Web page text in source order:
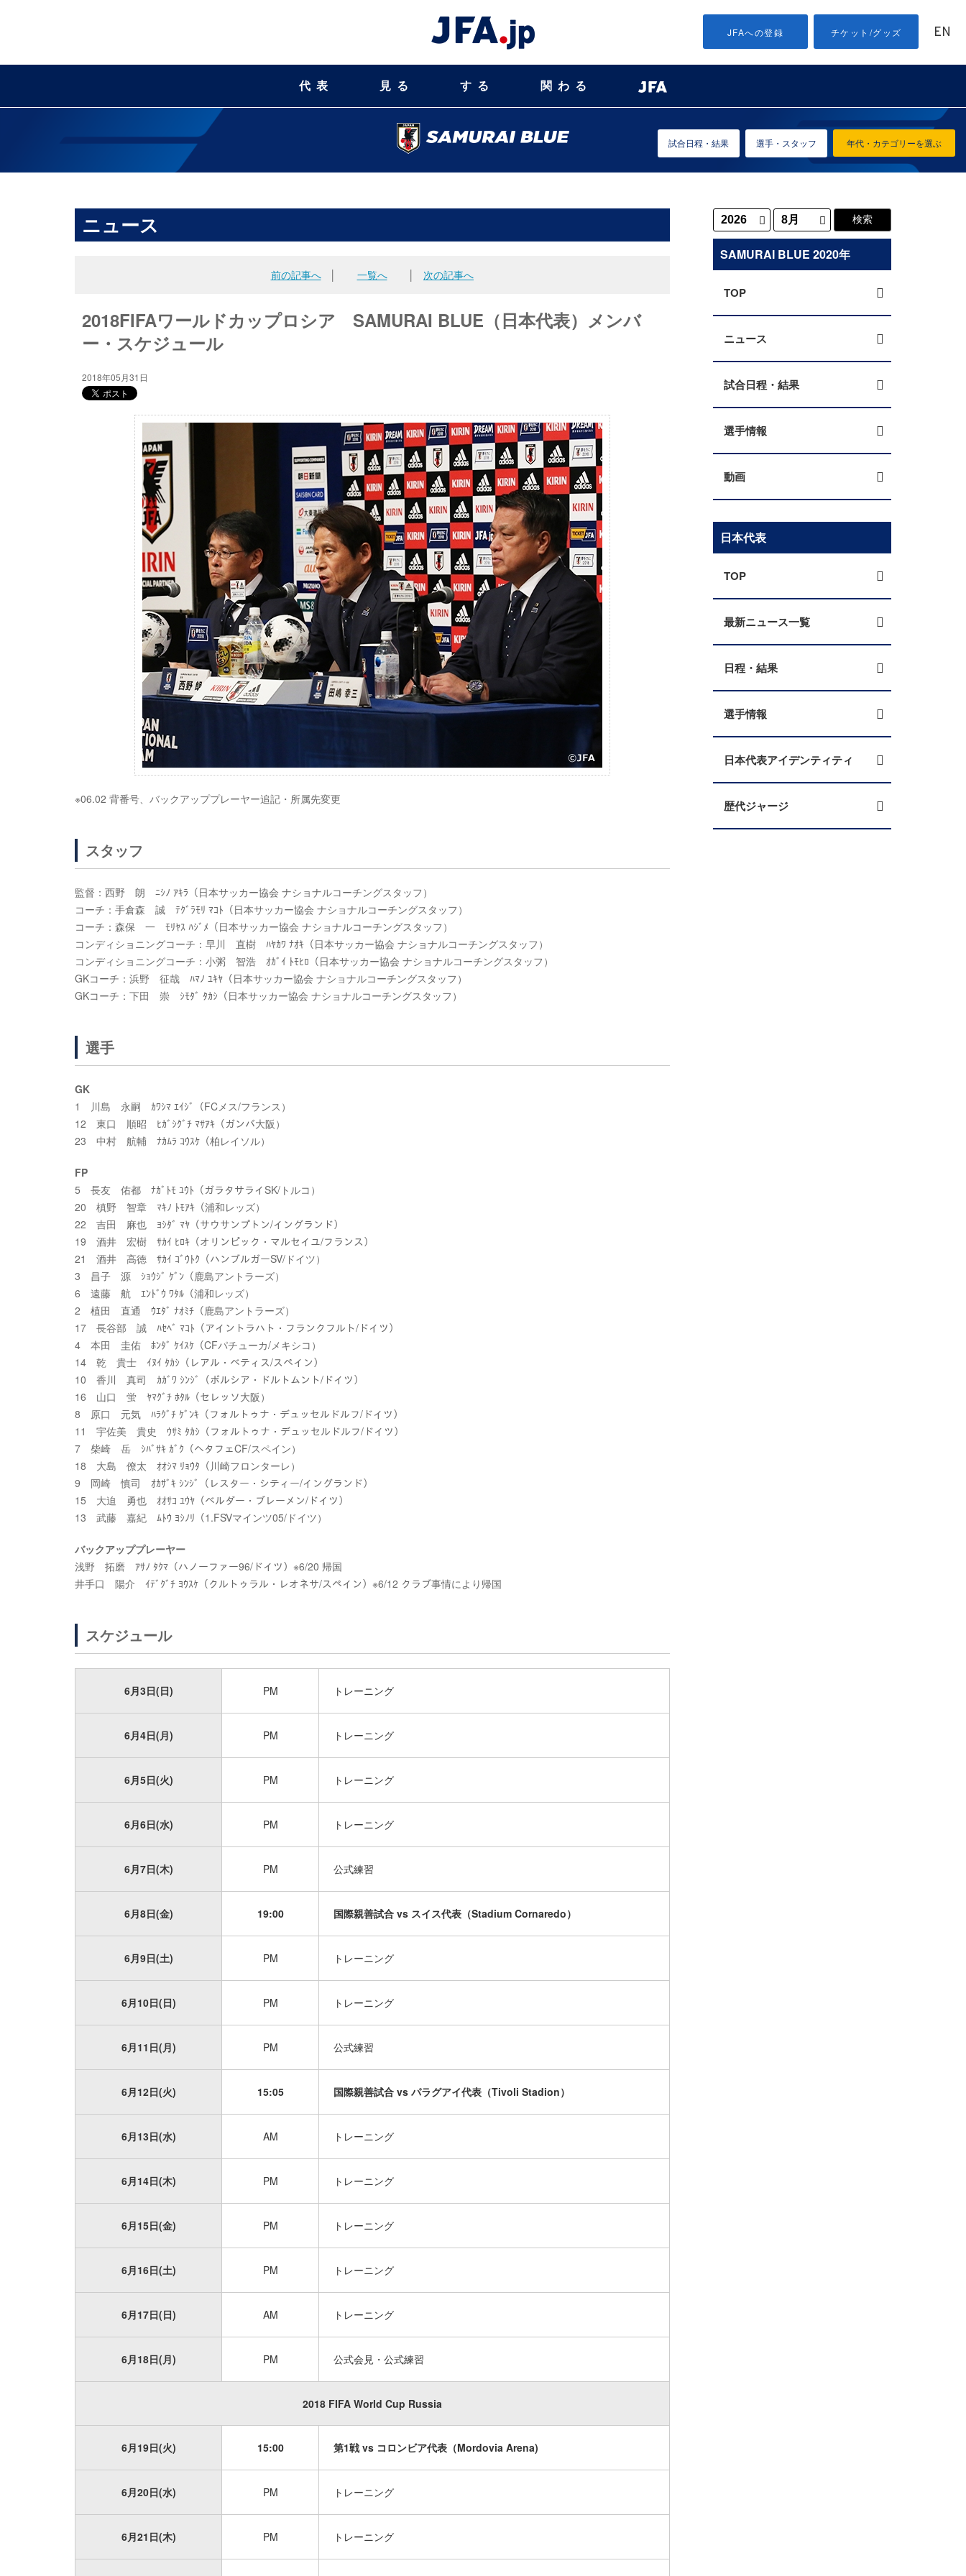
JFAへの登録 チケット/グッズ EN
代表 見る する 関わる
年代・カテゴリーを選ぶ
試合日程・結果 選手・スタッフ
ニュース
前の記事へ│ 一覧へ 次の記事へ
2018FIFAワールドカップロシア SAMURAI BLUE（日本代表）メンバ
ー・スケジュール
2018年05月31日
※06.02 背番号、バックアッププレーヤー追記・所属先変更
スタッフ
監督：西野 朗 ﾆｼﾉ ｱｷﾗ（日本サッカー協会 ナショナルコーチングスタッフ）
コーチ：手倉森 誠 ﾃｸﾞﾗﾓﾘ ﾏｺﾄ（日本サッカー協会 ナショナルコーチングスタッフ）
コーチ：森保 一 ﾓﾘﾔｽ ﾊｼﾞﾒ（日本サッカー協会 ナショナルコーチングスタッフ）
コンディショニングコーチ：早川 直樹 ﾊﾔｶﾜ ﾅｵｷ（日本サッカー協会 ナショナルコーチングスタッフ）
コンディショニングコーチ：小粥 智浩 ｵｶﾞｲ ﾄﾓﾋﾛ（日本サッカー協会 ナショナルコーチングスタッフ）
GKコーチ：浜野 征哉 ﾊﾏﾉ ﾕｷﾔ（日本サッカー協会 ナショナルコーチングスタッフ）
GKコーチ：下田 崇 ｼﾓﾀﾞ ﾀｶｼ（日本サッカー協会 ナショナルコーチングスタッフ）
選手
GK
1 川島 永嗣 ｶﾜｼﾏ ｴｲｼﾞ（FCメス/フランス）
12 東口 順昭 ﾋｶﾞｼｸﾞﾁ ﾏｻｱｷ（ガンバ大阪）
23 中村 航輔 ﾅｶﾑﾗ ｺｳｽｹ（柏レイソル）
FP
5 長友 佑都 ﾅｶﾞﾄﾓ ﾕｳﾄ（ガラタサライSK/トルコ）
20 槙野 智章 ﾏｷﾉ ﾄﾓｱｷ（浦和レッズ）
22 吉田 麻也 ﾖｼﾀﾞ ﾏﾔ（サウサンプトン/イングランド）
19 酒井 宏樹 ｻｶｲ ﾋﾛｷ（オリンピック・マルセイユ/フランス）
21 酒井 高徳 ｻｶｲ ｺﾞｳﾄｸ（ハンブルガーSV/ドイツ）
3 昌子 源 ｼｮｳｼﾞ ｹﾞﾝ（鹿島アントラーズ）
6 遠藤 航 ｴﾝﾄﾞｳ ﾜﾀﾙ（浦和レッズ）
2 植田 直通 ｳｴﾀﾞ ﾅｵﾐﾁ（鹿島アントラーズ）
17 長谷部 誠 ﾊｾﾍﾞ ﾏｺﾄ（アイントラハト・フランクフルト/ドイツ）
4 本田 圭佑 ﾎﾝﾀﾞ ｹｲｽｹ（CFパチューカ/メキシコ）
14 乾 貴士 ｲﾇｲ ﾀｶｼ（レアル・ベティス/スペイン）
10 香川 真司 ｶｶﾞﾜ ｼﾝｼﾞ（ボルシア・ドルトムント/ドイツ）
16 山口 蛍 ﾔﾏｸﾞﾁ ﾎﾀﾙ（セレッソ大阪）
8 原口 元気 ﾊﾗｸﾞﾁ ｹﾞﾝｷ（フォルトゥナ・デュッセルドルフ/ドイツ）
11 宇佐美 貴史 ｳｻﾐ ﾀｶｼ（フォルトゥナ・デュッセルドルフ/ドイツ）
7 柴崎 岳 ｼﾊﾞｻｷ ｶﾞｸ（ヘタフェCF/スペイン）
18 大島 僚太 ｵｵｼﾏ ﾘｮｳﾀ（川崎フロンターレ）
9 岡崎 慎司 ｵｶｻﾞｷ ｼﾝｼﾞ（レスター・シティー/イングランド）
15 大迫 勇也 ｵｵｻｺ ﾕｳﾔ（ベルダー・ブレーメン/ドイツ）
13 武藤 嘉紀 ﾑﾄｳ ﾖｼﾉﾘ（1.FSVマインツ05/ドイツ）
バックアッププレーヤー
浅野 拓磨 ｱｻﾉ ﾀｸﾏ（ハノーファー96/ドイツ）※6/20 帰国
井手口 陽介 ｲﾃﾞｸﾞﾁ ﾖｳｽｹ（クルトゥラル・レオネサ/スペイン）※6/12 クラブ事情により帰国
スケジュール
6月3日(日) PM トレーニング
6月4日(月) PM トレーニング
6月5日(火) PM トレーニング
6月6日(水) PM トレーニング
6月7日(木) PM 公式練習
6月8日(金) 19:00 国際親善試合 vs スイス代表（Stadium Cornaredo）
6月9日(土) PM トレーニング
6月10日(日) PM トレーニング
6月11日(月) PM 公式練習
6月12日(火) 15:05 国際親善試合 vs パラグアイ代表（Tivoli Stadion）
6月13日(水) AM トレーニング
6月14日(木) PM トレーニング
6月15日(金) PM トレーニング
6月16日(土) PM トレーニング
6月17日(日) AM トレーニング
6月18日(月) PM 公式会見・公式練習
2018 FIFA World Cup Russia
6月19日(火) 15:00 第1戦 vs コロンビア代表（Mordovia Arena)
6月20日(水) PM トレーニング
6月21日(木) PM トレーニング
SAMURAI BLUE 2020年
TOP
ニュース
試合日程・結果
選手情報
動画
日本代表
TOP
最新ニュース一覧
日程・結果
選手情報
日本代表アイデンティティ
歴代ジャージ